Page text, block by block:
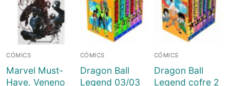
Inicio
Tienda
Juegos de mesa
Sobre Nosotros
CÓMICS
Marvel Must-
Have. Veneno
CÓMICS
Dragon Ball
Legend 03/03
CÓMICS
Dragon Ball
Legend cofre 2